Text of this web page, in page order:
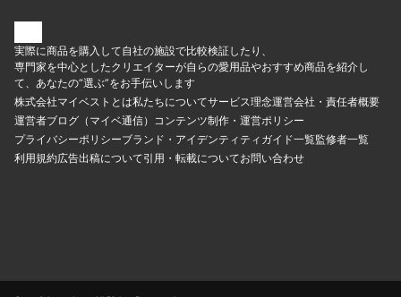
実際に商品を購入して自社の施設で比較検証したり、
専門家を中心としたクリエイターが自らの愛用品やおすすめ商品を紹介し
て、あなたの“選ぶ”をお手伝いします
株式会社マイベストとは私たちについてサービス理念運営会社・責任者概要
運営者ブログ（マイベ通信） コンテンツ制作・運営ポリシー
プライバシーポリシーブランド・アイデンティティ ガイド一覧監修者一覧
利用規約広告出稿について引用・転載についてお問い合わせ